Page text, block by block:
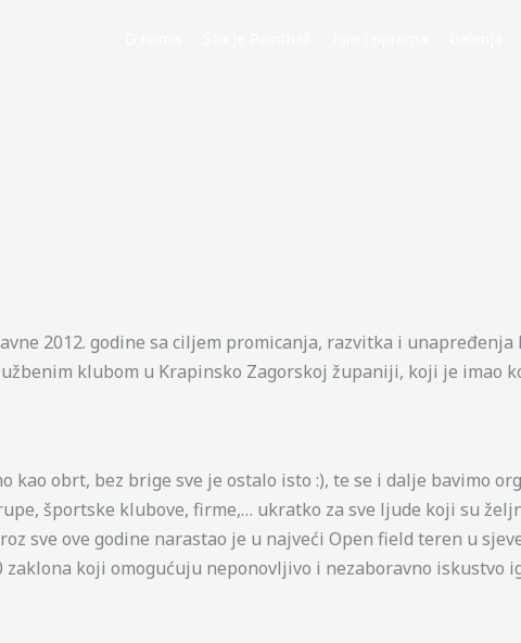
2012. godine sa ciljem promicanja, razvitka i
klubom u Krapinsko Zagorskoj županiji, koji je imao
kao obrt, bez brige sve je ostalo isto :), te se i dalje bavimo
športske klubove, firme,… ukratko za sve ljude koji su
sve ove godine narastao je u najveći Open field teren u
zaklona koji omogućuju neponovljivo i nezaboravno iskustvo